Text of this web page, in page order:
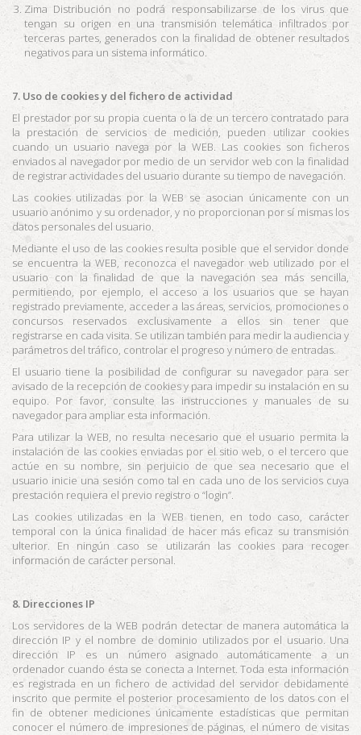
Zima Distribución no podrá responsabilizarse de los virus que
tengan su origen en una transmisión telemática infiltrados por
terceras partes, generados con la finalidad de obtener resultados
negativos para un sistema informático.
7. Uso de cookies y del fichero de actividad
El prestador por su propia cuenta o la de un tercero contratado para
la prestación de servicios de medición, pueden utilizar cookies
cuando un usuario navega por la WEB. Las cookies son ficheros
enviados al navegador por medio de un servidor web con la finalidad
de registrar actividades del usuario durante su tiempo de navegación.
Las cookies utilizadas por la WEB se asocian únicamente con un
usuario anónimo y su ordenador, y no proporcionan por sí mismas los
datos personales del usuario.
Mediante el uso de las cookies resulta posible que el servidor donde
se encuentra la WEB, reconozca el navegador web utilizado por el
usuario con la finalidad de que la navegación sea más sencilla,
permitiendo, por ejemplo, el acceso a los usuarios que se hayan
registrado previamente, acceder a las áreas, servicios, promociones o
concursos reservados exclusivamente a ellos sin tener que
registrarse en cada visita. Se utilizan también para medir la audiencia y
parámetros del tráfico, controlar el progreso y número de entradas.
El usuario tiene la posibilidad de configurar su navegador para ser
avisado de la recepción de cookies y para impedir su instalación en su
equipo. Por favor, consulte las instrucciones y manuales de su
navegador para ampliar esta información.
Para utilizar la WEB, no resulta necesario que el usuario permita la
instalación de las cookies enviadas por el sitio web, o el tercero que
actúe en su nombre, sin perjuicio de que sea necesario que el
usuario inicie una sesión como tal en cada uno de los servicios cuya
prestación requiera el previo registro o “login”.
Las cookies utilizadas en la WEB tienen, en todo caso, carácter
temporal con la única finalidad de hacer más eficaz su transmisión
ulterior. En ningún caso se utilizarán las cookies para recoger
información de carácter personal.
8. Direcciones IP
Los servidores de la WEB podrán detectar de manera automática la
dirección IP y el nombre de dominio utilizados por el usuario. Una
dirección IP es un número asignado automáticamente a un
ordenador cuando ésta se conecta a Internet. Toda esta información
es registrada en un fichero de actividad del servidor debidamente
inscrito que permite el posterior procesamiento de los datos con el
fin de obtener mediciones únicamente estadísticas que permitan
conocer el número de impresiones de páginas, el número de visitas